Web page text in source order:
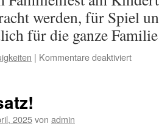
werden, für Spiel
für die ganze
| Kommentare deaktiviertfür
2025von admin